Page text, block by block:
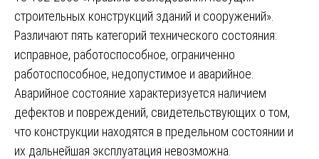
строительных конструкций зданий и сооружений».
Различают пять категорий технического состояния:
исправное, работоспособное, ограниченно
работоспособное, недопустимое и аварийное.
Аварийное состояние характеризуется наличием
дефектов и повреждений, свидетельствующих о том,
что конструкции находятся в предельном состоянии и
их дальнейшая эксплуатация невозможна.